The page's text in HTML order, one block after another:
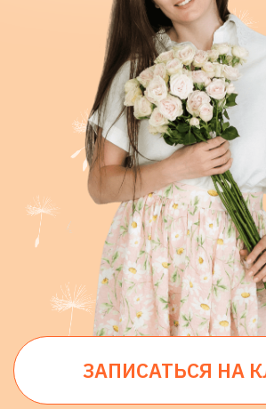
ЗАПИСАТЬСЯ НА КЛАСС
Руль управления вашей жизнью в
ваших руках!
Скоро в расписании
Есть много знакомых фраз “создай
себя сам” или “ты сам кузнец своей
жизни” или “найди свое